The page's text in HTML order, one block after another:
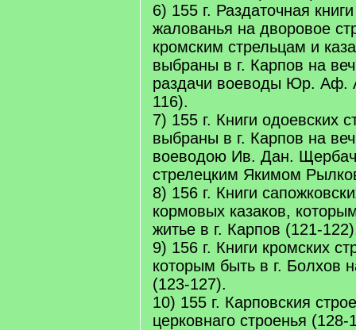
6) 155 г. Раздаточная
жалованья на дворовое
кромским стрельцам и
выбраны в г. Карпов на
раздачи воеводы Юр. Аф.
116).
7) 155 г. Книги одоевских
выбраны в г. Карпов на
воеводою Ив. Дан.
стрелецким Якимом
8) 156 г. Книги
кормовых казаков,
житье в г. Карпов (121-
9) 156 г. Книги кромских
которым быть в г. Болхов
(123-127).
10) 155 г. Карповския
церковнаго строенья (128-